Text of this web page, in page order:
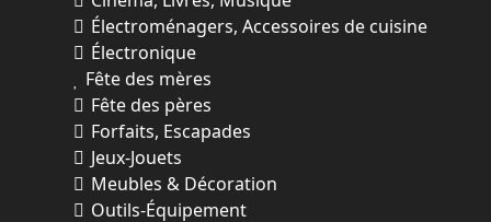
Électroménagers, Accessoires de cuisine
Électronique
Fête des mères
Fête des pères
Forfaits, Escapades
Jeux-Jouets
Meubles & Décoration
Outils-Équipement